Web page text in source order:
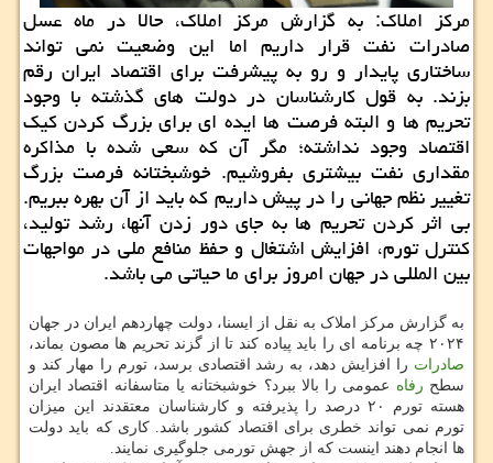
مرکز املاک: به گزارش مرکز املاک، حالا در ماه عسل
صادرات نفت قرار داریم اما این وضعیت نمی تواند
ساختاری پایدار و رو به پیشرفت برای اقتصاد ایران رقم
بزند. به قول کارشناسان در دولت های گذشته با وجود
تحریم ها و البته فرصت ها ایده ای برای بزرگ کردن کیک
اقتصاد وجود نداشته؛ مگر آن که سعی شده با مذاکره
مقداری نفت بیشتری بفروشیم. خوشبختانه فرصت بزرگ
تغییر نظم جهانی را در پیش داریم که باید از آن بهره ببریم.
بی اثر کردن تحریم ها به جای دور زدن آنها، رشد تولید،
کنترل تورم، افزایش اشتغال و حفظ منافع ملی در مواجهات
بین المللی در جهان امروز برای ما حیاتی می باشد.
به گزارش مرکز املاک به نقل از ایسنا، دولت چهاردهم ایران در جهان
۲۰۲۴ چه برنامه ای را باید پیاده کند تا از گزند تحریم ها مصون بماند،
صادرات را افزایش دهد، به رشد اقتصادی برسد، تورم را مهار کند و
سطح رفاه عمومی را بالا ببرد؟ خوشبختانه یا متاسفانه اقتصاد ایران
هسته تورم ۲۰ درصد را پذیرفته و کارشناسان معتقدند این میزان
تورم نمی تواند خطری برای اقتصاد کشور باشد. کاری که باید دولت
ها انجام دهند اینست که از جهش تورمی جلوگیری نمایند.